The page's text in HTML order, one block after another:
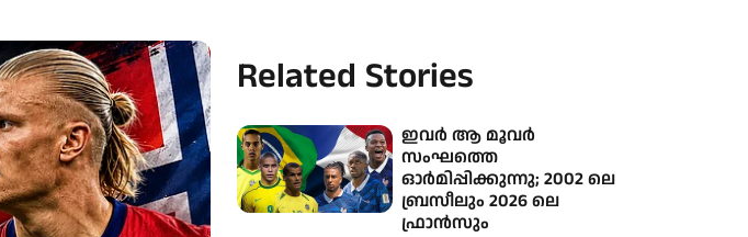
Related Stories
ഇവർ ആ മൂവർ
സംഘത്തെ
ഓർമിപ്പിക്കുന്നു; 2002 ലെ
ബ്രസീലും 2026 ലെ
ഫ്രാൻസും